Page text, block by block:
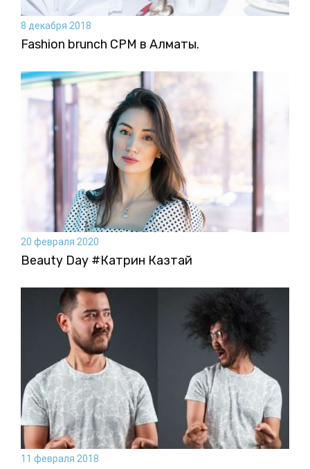
8 декабря 2018
Fashion brunch CPM в Алматы.
20 февраля 2020
Beauty Day #Катрин Казтай
11 февраля 2018